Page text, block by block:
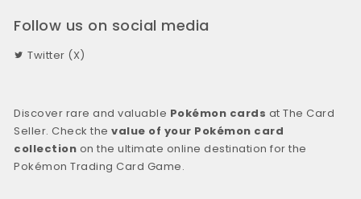
Follow us on social media
Twitter (X)
Discover rare and valuable Pokémon cards at The Card
Seller. Check thevalue of your Pokémon card
collection on the ultimate online destination for the
Pokémon Trading Card Game.